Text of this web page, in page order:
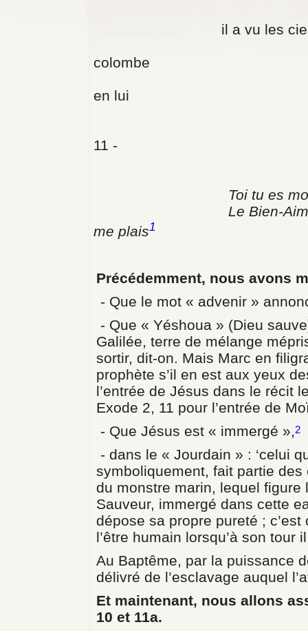
il a vu les cieux
colombe
en lui
11 - Et une
Toi tu es mon
Le Bien-
me plais1
Précédemment, nous avons
- Que le mot « advenir »
- Que « Yéshoua » (Dieu
Galilée, terre de mélange
sortir, dit-on. Mais Marc en
prophète s’il en est aux yeux
l’entrée de Jésus dans le récit
Exode 2, 11 pour l’entrée de
- Que Jésus est « immergé »,2
- dans le « Jourdain » : ‘celui
symboliquement, fait partie
du monstre marin, lequel
Sauveur, immergé dans cette
dépose sa propre pureté ;
l’être humain lorsqu’à son tour
Au Baptême, par la puissance
délivré de l’esclavage auquel
Et maintenant, nous allons
10 et 11a.